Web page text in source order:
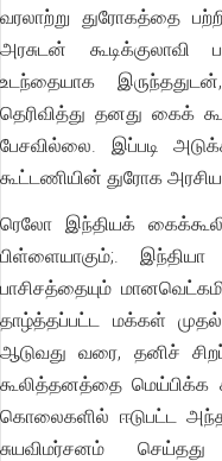
வரலாற்று துரோகத்தை
அரசுடன்
உடந்தையாக
தெரிவித்து தனது கைக்
பேசவில்லை. இப்படி
கூட்டணியின் துரோக
ரெலோ இந்தியக்
பிள்ளையாகும்;.
பாசிசத்தையும்
தாழ்த்தப்பட்ட மக்கள்
ஆடுவது வரை, தனிச்
கூலித்தனத்தை மெய்பிக்க
கொலைகளில் ஈடுபட்ட
சுயவிமர்சனம்